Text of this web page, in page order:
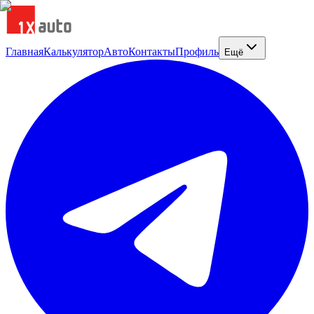
ГлавнаяКалькуляторАвтоКонтактыПрофиль Ещё